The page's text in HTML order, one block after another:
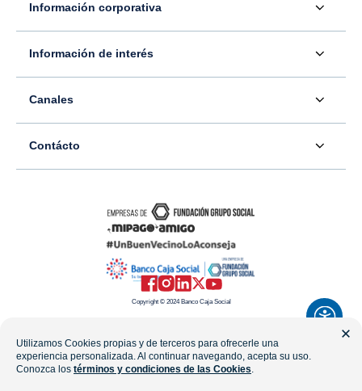
Información corporativa
Información para inversionistas
Sala de prensa
Información adicional
Trabaje con nosotros
Transparencia y acceso a la información pública
Política de Datos Personales
Información de interés
Servicio - Atención al Consumidor financiero
Tutoriales canales digitales
Términos y condiciones de uso de internet
Canales
Ubíquenos
Directorios alternos
Contácto
Bogotá - Colombia
Resto del país: 01-8000-910038
Línea Transparencia: 01-8000-112288
notificacionesjudiciales@fundaciongruposocial.co
Copyright © 2024 Banco Caja Social
WhatsApp
Utilizamos Cookies propias y de terceros para ofrecerle una
experiencia personalizada. Al continuar navegando, acepta su uso.
Conozca los términos y condiciones de las Cookies.